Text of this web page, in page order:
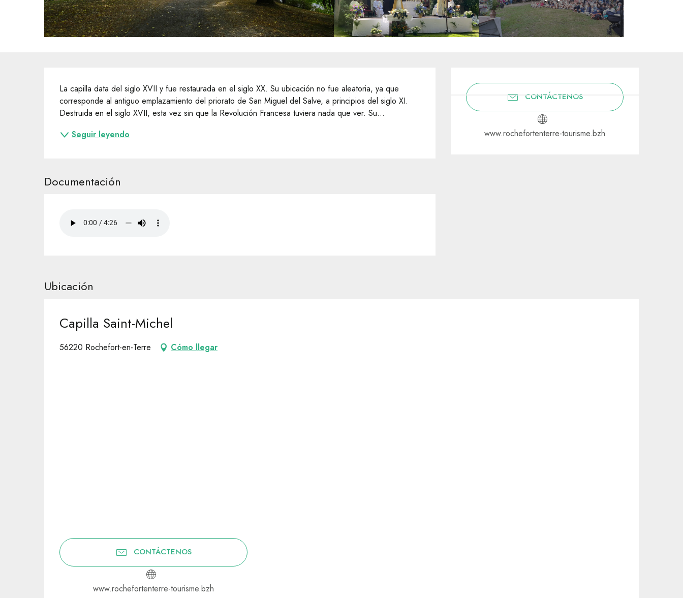
Horarios y datos de contacto
CONTÁCTENOS
www.rochefortenterre-tourisme.bzh
Descripción
La capilla data del siglo XVII y fue restaurada en el siglo XX. Su ubicación no fue aleatoria, ya que
corresponde al antiguo emplazamiento del priorato de San Miguel del Salve, a principios del siglo XI.
Destruida en el siglo XVII, esta vez sin que la Revolución Francesa tuviera nada que ver. Su...
Seguir leyendo
Documentación
Ubicación
Capilla Saint-Michel
56220 Rochefort-en-Terre Cómo llegar
CONTÁCTENOS
www.rochefortenterre-tourisme.bzh